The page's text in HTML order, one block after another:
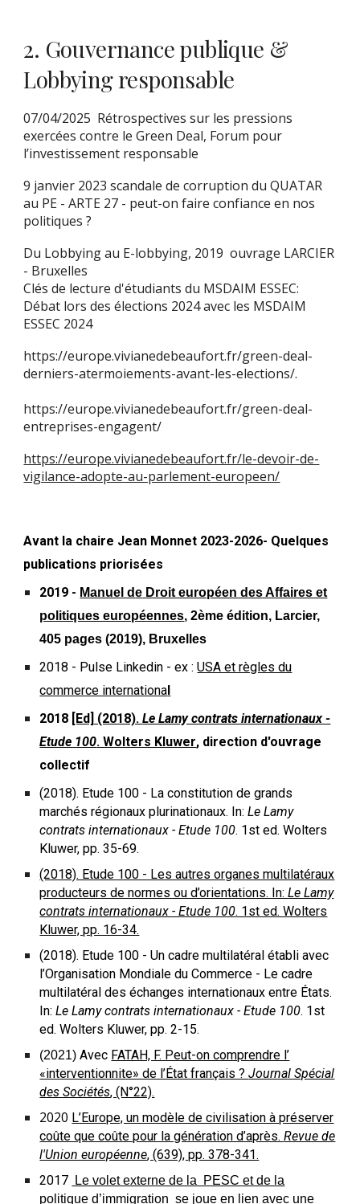
2. Gouvernance publique &
Lobbying responsable
07/04/2025 Rétrospectives sur les pressions
exercées contre le Green Deal, Forum pour
l’investissement responsable
9 janvier 2023 scandale de corruption du QUATAR
au PE - ARTE 27 - peut-on faire confiance en nos
politiques ?
Du Lobbying au E-lobbying, 2019 ouvrage LARCIER
- Bruxelles
Clés de lecture d'étudiants du MSDAIM ESSEC:
Débat lors des élections 2024 avec les MSDAIM
ESSEC 2024
https://europe.vivianedebeaufort.fr/green-deal-
derniers-atermoiements-avant-les-elections/.
https://europe.vivianedebeaufort.fr/green-deal-
entreprises-engagent/
https://europe.vivianedebeaufort.fr/le-devoir-de-
vigilance-adopte-au-parlement-europeen/
Avant la chaire Jean Monnet 2023-2026- Quelques
publications priorisées
2019 - Manuel de Droit européen des Affaires et
politiques européennes, 2ème édition, Larcier,
405 pages (2019), Bruxelles
2018 - Pulse Linkedin - ex :USA et règles du
commerce international
2018 [Ed] (2018).Le Lamy contrats internationaux -
Etude 100. Wolters Kluwer, direction d'ouvrage
collectif
(2018). Etude 100 - La constitution de grands
marchés régionaux plurinationaux. In:Le Lamy
contrats internationaux - Etude 100. 1st ed. Wolters
Kluwer, pp. 35-69.
(2018). Etude 100 - Les autres organes multilatéraux
producteurs de normes ou d’orientations. In:Le Lamy
contrats internationaux - Etude 100. 1st ed. Wolters
Kluwer, pp. 16-34.
(2018). Etude 100 - Un cadre multilatéral établi avec
l’Organisation Mondiale du Commerce - Le cadre
multilatéral des échanges internationaux entre États.
In:Le Lamy contrats internationaux - Etude 100. 1st
ed. Wolters Kluwer, pp. 2-15.
(2021)Avec FATAH, F. Peut-on comprendre l’
«interventionnite» de l’État français ?Journal Spécial
des Sociétés, (N°22).
2020 L’Europe, un modèle de civilisation à préserver
coûte que coûte pour la génération d’après.Revue de
l'Union européenne, (639), pp. 378-341.
2017
Le volet externe de la PESC et de la
politique d’immigration se joue en lien avec une